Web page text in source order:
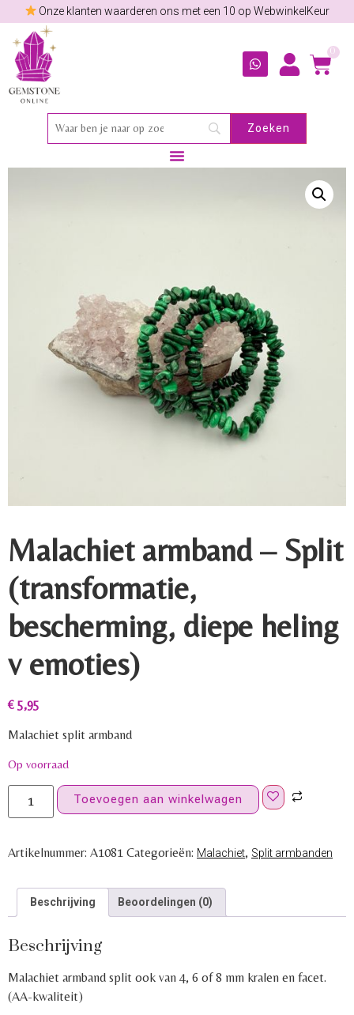
Onze klanten waarderen ons met een 10 op WebwinkelKeur
0
Malachiet armband – Split
(transformatie,
bescherming, diepe heling
v emoties)
€ 5,95
Malachiet split armband
Op voorraad
Toevoegen aan winkelwagen
Artikelnummer: A1081 Categorieën: Malachiet, Split armbanden
Beschrijving Beoordelingen (0)
Beschrijving
Malachiet armband split ook van 4, 6 of 8 mm kralen en facet.
(AA-kwaliteit)